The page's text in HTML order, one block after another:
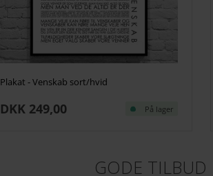
Plakat - Venskab sort/hvid
DKK 249,00 På lager
GODE TILBUD